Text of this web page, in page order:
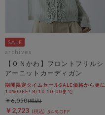
archives
【ＯＮかわ】フロントフリルシ
アーニットカーディガン
期間限定タイムセールSALE価格から更に
10%OFF! 8/10 10:00まで
￥2,723 54％OFF
￥6,050